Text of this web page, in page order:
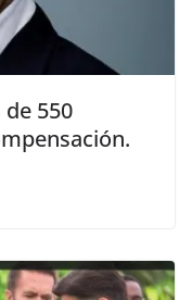
550